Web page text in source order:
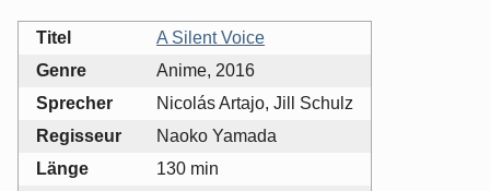
Titel
A Silent Voice
Genre
Anime, 2016
Sprecher
Nicolás Artajo, Jill Schulz
Regisseur
Naoko Yamada
Länge
130 min